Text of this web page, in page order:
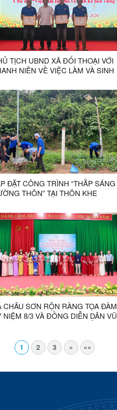
TỊCH UBND XÃ ĐỐI THOẠI VỚI
NIÊN VỀ VIỆC LÀM VÀ SINH
ĐẶT CÔNG TRÌNH “THẮP SÁNG
THÔN” TẠI THÔN KHE
CHÂU SƠN RỘN RÀNG TỌA ĐÀM
NIỆM 8/3 VÀ ĐỒNG DIỄN DÂN VŨ
1 2 3 » »»